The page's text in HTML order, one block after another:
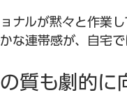
ナルが黙々と作業
な連帯感が、自宅
質も劇的に